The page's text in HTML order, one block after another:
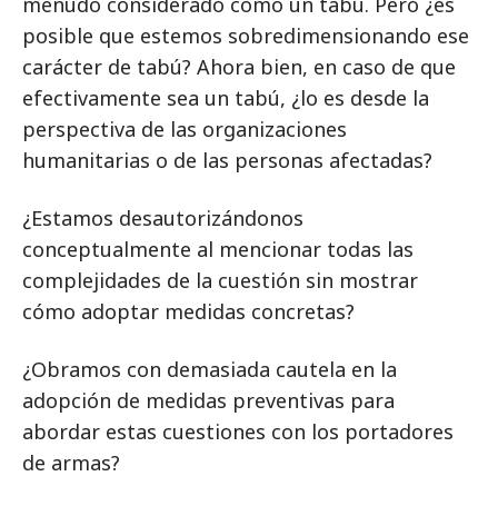
posible que estemos sobredimensionando ese
carácter de tabú? Ahora bien, en caso de que
efectivamente sea un tabú, ¿lo es desde la
perspectiva de las organizaciones
humanitarias o de las personas afectadas?
¿Estamos desautorizándonos
conceptualmente al mencionar todas las
complejidades de la cuestión sin mostrar
cómo adoptar medidas concretas?
¿Obramos con demasiada cautela en la
adopción de medidas preventivas para
abordar estas cuestiones con los portadores
de armas?